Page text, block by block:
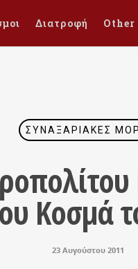
Διατροφή Other
ΣΥΝΑΞΑΡΙΑΚΈΣ
Κοσμά
23 Αυγούστου 2011